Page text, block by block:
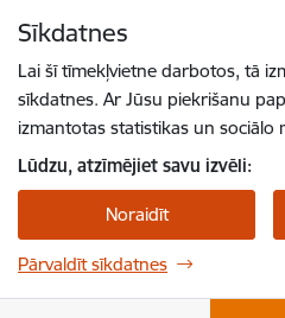
Sīkdatnes
Lai šī tīmekļvietne darbotos, tā
sīkdatnes. Ar Jūsu piekrišanu
izmantotas statistikas un sociālo
Lūdzu, atzīmējiet savu izvēli:
Noraidīt
Pārvaldīt sīkdatnes